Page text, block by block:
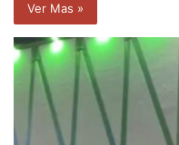
Ver Mas »